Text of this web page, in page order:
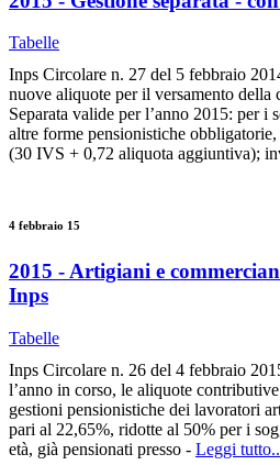
Tabelle
Inps Circolare n. 27 del 5 febbraio
nuove aliquote per il versamento della
Separata valide per l’anno 2015: per i
altre forme pensionistiche
(30 IVS + 0,72 aliquota aggiuntiva);
4 febbraio 15
2015 - Artigiani e
Inps
Tabelle
Inps Circolare n. 26 del 4 febbraio
l’anno in corso, le aliquote
gestioni pensionistiche dei lavoratori
pari al 22,65%, ridotte al 50% per i
età, già pensionati presso - Leggi